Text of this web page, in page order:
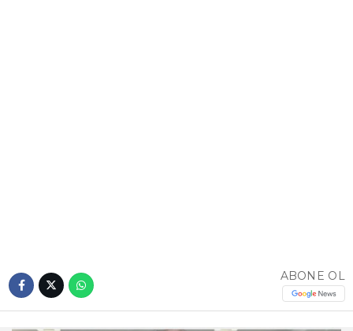
ABONE OL